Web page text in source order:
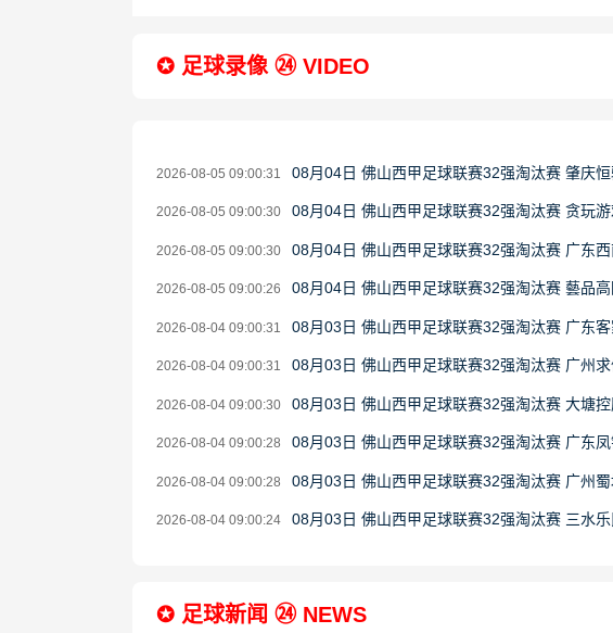
✪ 足球录像 ㉔ VIDEO
2026-08-05 09:00:31 08月04日 佛山西甲足球联赛32强淘汰赛 肇庆
2026-08-05 09:00:30 08月04日 佛山西甲足球联赛32强淘汰赛 贪玩
2026-08-05 09:00:30 08月04日 佛山西甲足球联赛32强淘汰赛 广东
2026-08-05 09:00:26 08月04日 佛山西甲足球联赛32强淘汰赛 藝品
2026-08-04 09:00:31 08月03日 佛山西甲足球联赛32强淘汰赛 广东
2026-08-04 09:00:31 08月03日 佛山西甲足球联赛32强淘汰赛 广州
2026-08-04 09:00:30 08月03日 佛山西甲足球联赛32强淘汰赛 大塘
2026-08-04 09:00:28 08月03日 佛山西甲足球联赛32强淘汰赛 广东
2026-08-04 09:00:28 08月03日 佛山西甲足球联赛32强淘汰赛 广州
2026-08-04 09:00:24 08月03日 佛山西甲足球联赛32强淘汰赛 三水
✪ 足球新闻 ㉔ NEWS